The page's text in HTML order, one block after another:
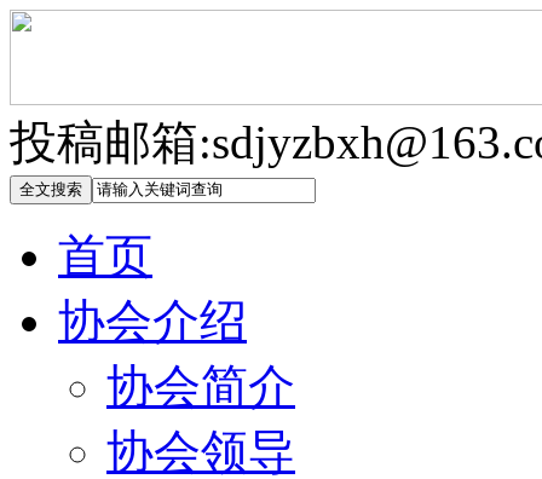
投稿邮箱
首页
协会介绍
协会简介
协会领导